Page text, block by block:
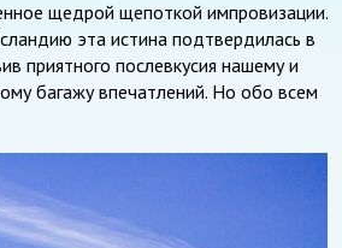
щедрой щепоткой импровизации.
эта истина подтвердилась в
приятного послевкусия нашему и
багажу впечатлений. Но обо всем